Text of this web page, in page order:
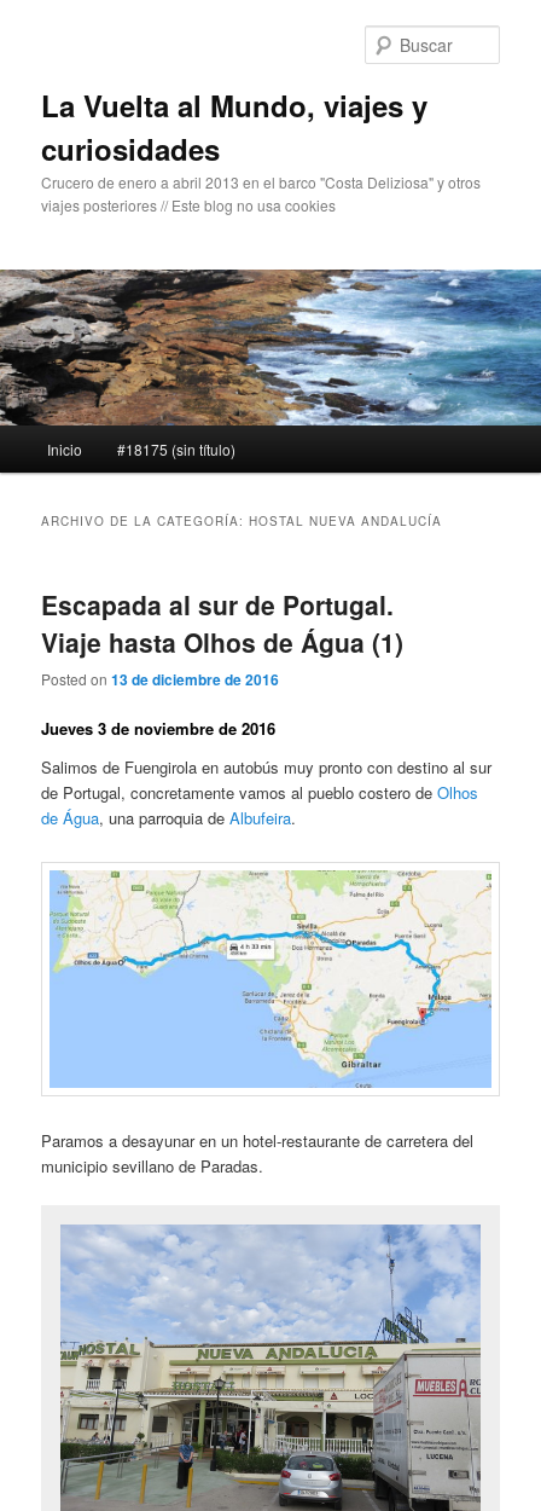
La Vuelta al Mundo, viajes y
curiosidades
Crucero de enero a abril 2013 en el barco "Costa Deliziosa" y otros
viajes posteriores // Este blog no usa cookies
principal
Inicio #18175 (sin título)
ARCHIVO DE LA CATEGORÍA:HOSTAL NUEVA ANDALUCÍA
Escapada al sur de Portugal.
Viaje hasta Olhos de Água (1)
Posted on13 de diciembre de 2016
Jueves 3 de noviembre de 2016
Salimos de Fuengirola en autobús muy pronto con destino al sur
de Portugal, concretamente vamos al pueblo costero deOlhos
de Água, una parroquia deAlbufeira.
Paramos a desayunar en un hotel-restaurante de carretera del
municipio sevillano de Paradas.